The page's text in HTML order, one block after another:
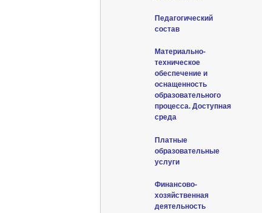
Педагогический
состав
Материально-
техническое
обеспечение и
оснащенность
образовательного
процесса. Доступная
среда
Платные
образовательные
услуги
Финансово-
хозяйственная
деятельность